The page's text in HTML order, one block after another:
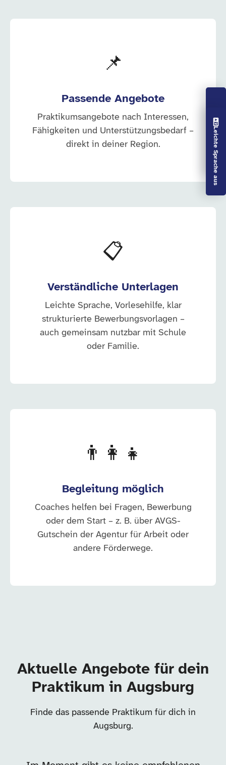
Vorlesen aus
Leichte Sprache aus
📌
Passende Angebote
Praktikumsangebote nach Interessen,
Fähigkeiten und Unterstützungsbedarf –
direkt in deiner Region.
📋
Verständliche Unterlagen
Leichte Sprache, Vorlesehilfe, klar
strukturierte Bewerbungsvorlagen –
auch gemeinsam nutzbar mit Schule
oder Familie.
👨‍👩‍👧
Begleitung möglich
Coaches helfen bei Fragen, Bewerbung
oder dem Start – z. B. über AVGS-
Gutschein der Agentur für Arbeit oder
andere Förderwege.
Aktuelle Angebote für dein
Praktikum in Augsburg
Finde das passende Praktikum für dich in
Augsburg.